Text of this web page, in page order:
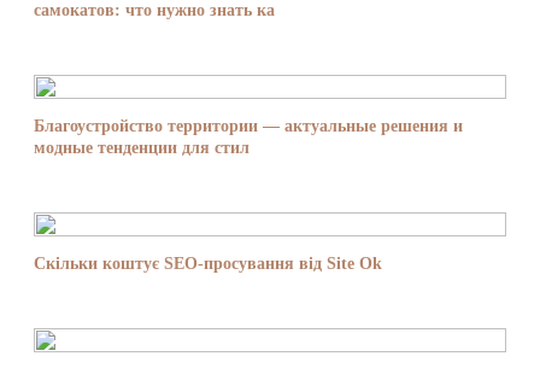
самокатов: что нужно знать ка
Благоустройство территории — актуальные решения и
модные тенденции для стил
Скільки коштує SEO-просування від Site Ok